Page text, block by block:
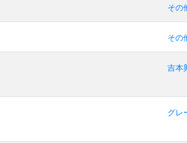
その
その
吉本
グレ